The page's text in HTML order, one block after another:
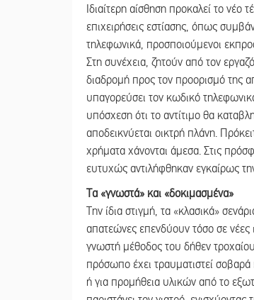
Ιδιαίτερη αίσθηση προκαλεί το νέο
επιχειρήσεις εστίασης, όπως
τηλεφωνικά, προσποιούμενοι
Στη συνέχεια, ζητούν από τον
διαδρομή προς τον προορισμό της
υπαγορεύσει τον κωδικό
υπόσχεση ότι το αντίτιμο θα
αποδεικνύεται οικτρή πλάνη.
χρήματα χάνονται άμεσα. Στις
ευτυχώς αντιλήφθηκαν εγκαίρως
Τα «γνωστά» και «δοκιμασμένα»
Την ίδια στιγμή, τα «κλασικά»
απατεώνες επενδύουν τόσο σε νέες
γνωστή μέθοδος του δήθεν
πρόσωπο έχει τραυματιστεί σοβαρά
ή για προμήθεια υλικών από το